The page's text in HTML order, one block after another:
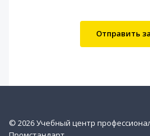
Отправить
© 2026 Учебный центр